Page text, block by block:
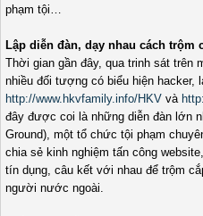
phạm tội…
Lập diễn đàn, dạy nhau cách trộm
Thời gian gần đây, qua trinh sát trên
nhiều đối tượng có biểu hiện hacker,
http://www.hkvfamily.info/HKV và
đây được coi là những diễn đàn lớn
Ground), một tổ chức tội phạm
chia sẻ kinh nghiệm tấn công
tín dụng, câu kết với nhau để trộm
người nước ngoài.